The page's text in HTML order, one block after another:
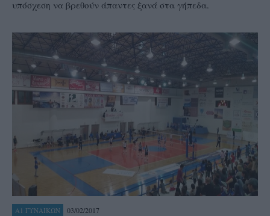
υπόσχεση να βρεθούν άπαντες ξανά στα γήπεδα.
Α1 ΓΥΝΑΙΚΩΝ 03/02/2017